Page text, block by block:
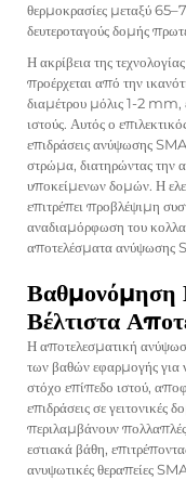
θερμοκρασίες μεταξύ
δευτεροταγούς δομής
Η ακρίβεια της
προέρχεται από την
διαμέτρου μόλις 1-2 mm,
ιστούς. Αυτός ο
επιδράσεις ανύψωσης
στρώμα, διατηρώντας την
υποκείμενων δομών. Η
επιτρέπει προβλέψιμη
αναδιαμόρφωση του
αποτελέσματα ανύψωσης
Βαθμονόμηση
Βέλτιστα
Η αποτελεσματική
των βαθών εφαρμογής για
στόχο επίπεδο ιστού,
επιδράσεις σε
περιλαμβάνουν
εστιακά βάθη,
ανυψωτικές θεραπείες